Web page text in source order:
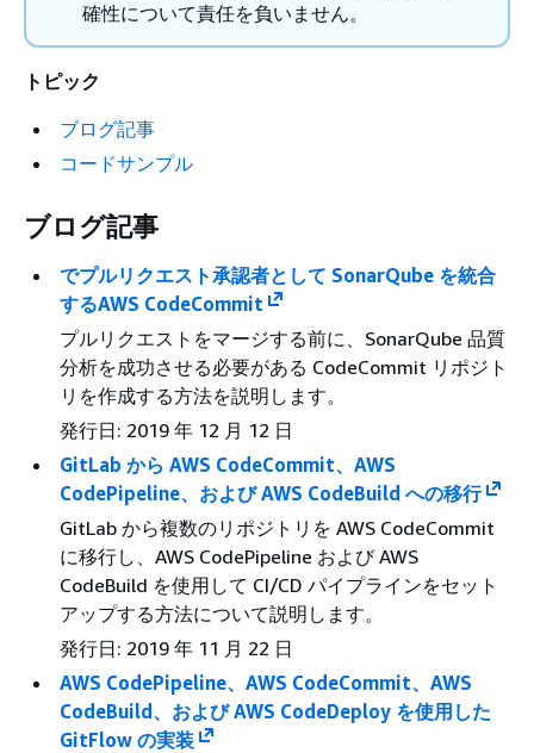
確性について責任を負いません。
トピック
ブログ記事
コードサンプル
ブログ記事
でプルリクエスト承認者として SonarQube を統合
するAWS CodeCommit
プルリクエストをマージする前に、SonarQube 品質
分析を成功させる必要がある CodeCommit リポジト
リを作成する方法を説明します。
発行日: 2019 年 12 月 12 日
GitLab から AWS CodeCommit、AWS
CodePipeline、および AWS CodeBuild への移行
GitLab から複数のリポジトリを AWS CodeCommit
に移行し、AWS CodePipeline および AWS
CodeBuild を使用して CI/CD パイプラインをセット
アップする方法について説明します。
発行日: 2019 年 11 月 22 日
AWS CodePipeline、AWS CodeCommit、AWS
CodeBuild、および AWS CodeDeploy を使用した
GitFlow の実装